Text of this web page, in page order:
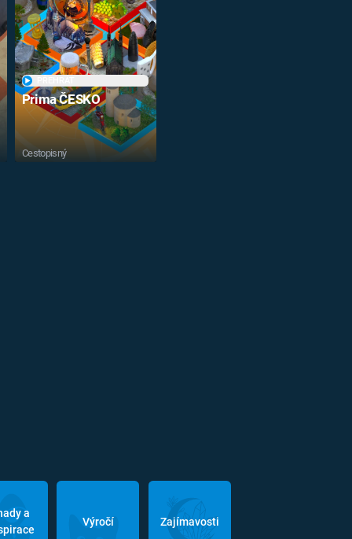
Prima ČESKO
Cestopisný
a
Výročí Zajímavosti